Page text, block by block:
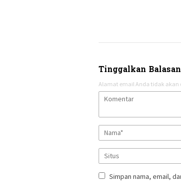
Tinggalkan Balasan
Alamat email Anda tidak akan
Simpan nama, email,